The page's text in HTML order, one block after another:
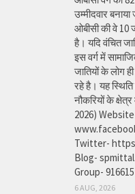
उम्मीदवार
ओबीसी की वे 10
है। यदि वंचित
इस वर्ग में
जातियों के लोग
रहे है। यह स्थिति
नौकरियों के
2026)
Twitter-
Blog-
Group-
6 AUG, 2026